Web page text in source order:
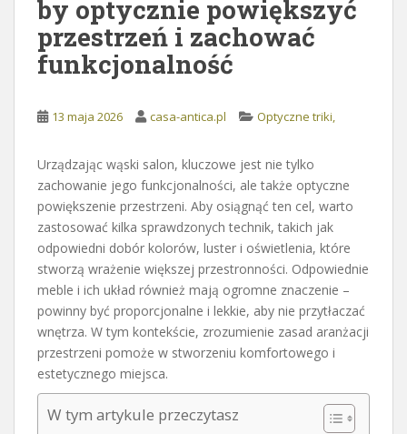
by optycznie powiększyć
przestrzeń i zachować
funkcjonalność
13 maja 2026 casa-antica.pl Optyczne triki,
Urządzając wąski salon, kluczowe jest nie tylko
zachowanie jego funkcjonalności, ale także optyczne
powiększenie przestrzeni. Aby osiągnąć ten cel, warto
zastosować kilka sprawdzonych technik, takich jak
odpowiedni dobór kolorów, luster i oświetlenia, które
stworzą wrażenie większej przestronności. Odpowiednie
meble i ich układ również mają ogromne znaczenie –
powinny być proporcjonalne i lekkie, aby nie przytłaczać
wnętrza. W tym kontekście, zrozumienie zasad aranżacji
przestrzeni pomoże w stworzeniu komfortowego i
estetycznego miejsca.
W tym artykule przeczytasz